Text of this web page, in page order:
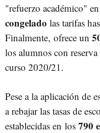
"refuerzo académico"
congelado las tarifas
Finalmente, ofrece un
los alumnos con
curso 2020/21.
Pese a la aplicación de
a rebajar las tasas de
establecidas en los 790